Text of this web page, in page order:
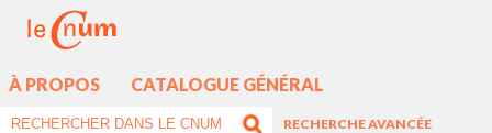
À PROPOS CATALOGUE GÉNÉRAL
RECHERCHE AVANCÉE